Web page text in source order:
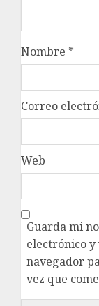
Nombre *
Correo
Web
Guarda mi
electrónico y
navegador
vez que